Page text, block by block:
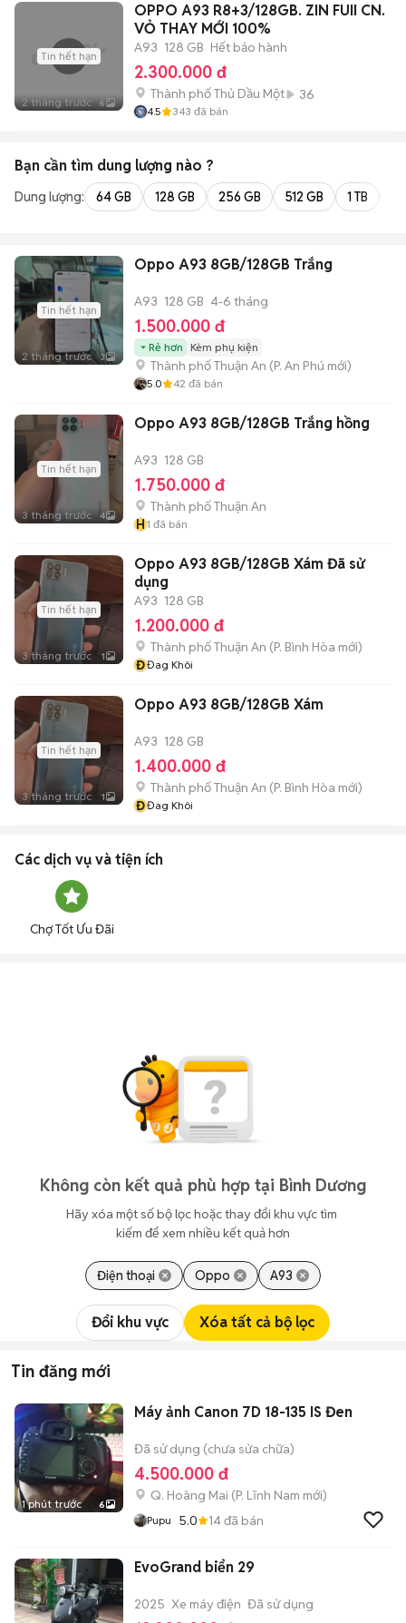
Tin hết hạn
2 tháng trước 6
OPPO A93 R8+3/128GB. ZIN FUII CN.
VỎ THAY MỚI 100%
A93 128 GB Hết bảo hành
2.300.000 đ
Thành phố Thủ Dầu Một 36
4.5 343 đã bán
Bạn cần tìm dung lượng nào ?
Dung lượng: 64 GB 128 GB 256 GB 512 GB 1 TB
Tin hết hạn
2 tháng trước 3
Oppo A93 8GB/128GB Trắng
A93 128 GB 4-6 tháng
1.500.000 đ
Rẻ hơn Kèm phụ kiện
Thành phố Thuận An (P. An Phú mới)
5.0 42 đã bán
Tin hết hạn
3 tháng trước 4
Oppo A93 8GB/128GB Trắng hồng
A93 128 GB
1.750.000 đ
Thành phố Thuận An
H1 đã bán
Tin hết hạn
3 tháng trước 1
Oppo A93 8GB/128GB Xám Đã sử
dụng
A93 128 GB
1.200.000 đ
Thành phố Thuận An (P. Bình Hòa mới)
ĐĐag Khôi
Tin hết hạn
3 tháng trước 1
Oppo A93 8GB/128GB Xám
A93 128 GB
1.400.000 đ
Thành phố Thuận An (P. Bình Hòa mới)
ĐĐag Khôi
Các dịch vụ và tiện ích
Chợ Tốt Ưu Đãi
Không còn kết quả phù hợp tại Bình Dương
Hãy xóa một số bộ lọc hoặc thay đổi khu vực tìm
kiếm để xem nhiều kết quả hơn
Điện thoại Oppo A93
Đổi khu vực Xóa tất cả bộ lọc
Tin đăng mới
1 phút trước 6
Máy ảnh Canon 7D 18-135 IS Đen
Đã sử dụng (chưa sửa chữa)
4.500.000 đ
Q. Hoàng Mai (P. Lĩnh Nam mới)
Pupu 5.0 14đã bán
EvoGrand biển 29
2025 Xe máy điện Đã sử dụng